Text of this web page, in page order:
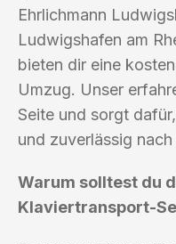
Ehrlichmann
Ludwigshafen am
bieten dir eine
Umzug. Unser
Seite und sorgt
und zuverlässig
Warum solltest du
Klaviertransport-